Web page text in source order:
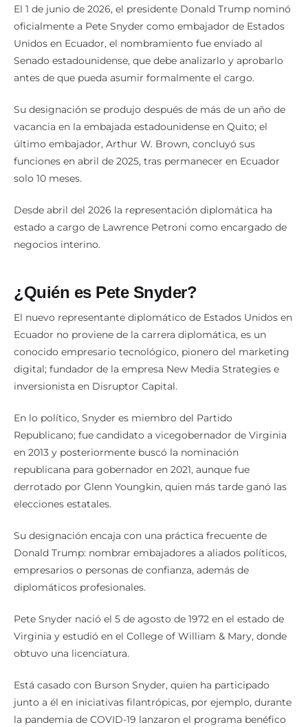
El 1 de junio de 2026, el presidente Donald Trump nominó
oficialmente a Pete Snyder como embajador de Estados
Unidos en Ecuador, el nombramiento fue enviado al
Senado estadounidense, que debe analizarlo y aprobarlo
antes de que pueda asumir formalmente el cargo.
Su designación se produjo después de más de un año de
vacancia en la embajada estadounidense en Quito; el
último embajador, Arthur W. Brown, concluyó sus
funciones en abril de 2025, tras permanecer en Ecuador
solo 10 meses.
Desde abril del 2026 la representación diplomática ha
estado a cargo de Lawrence Petroni como encargado de
negocios interino.
¿Quién es Pete Snyder?
El nuevo representante diplomático de Estados Unidos en
Ecuador no proviene de la carrera diplomática, es un
conocido empresario tecnológico, pionero del marketing
digital; fundador de la empresa New Media Strategies e
inversionista en Disruptor Capital.
En lo político, Snyder es miembro del Partido
Republicano; fue candidato a vicegobernador de Virginia
en 2013 y posteriormente buscó la nominación
republicana para gobernador en 2021, aunque fue
derrotado por Glenn Youngkin, quien más tarde ganó las
elecciones estatales.
Su designación encaja con una práctica frecuente de
Donald Trump: nombrar embajadores a aliados políticos,
empresarios o personas de confianza, además de
diplomáticos profesionales.
Pete Snyder nació el 5 de agosto de 1972 en el estado de
Virginia y estudió en el College of William & Mary, donde
obtuvo una licenciatura.
Está casado con Burson Snyder, quien ha participado
junto a él en iniciativas filantrópicas, por ejemplo, durante
la pandemia de COVID-19 lanzaron el programa benéfico